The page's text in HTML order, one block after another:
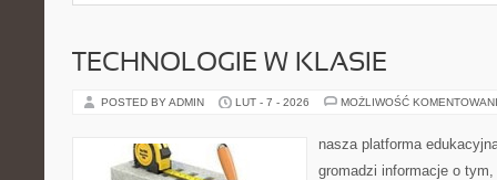
TECHNOLOGIE W KLASIE
POSTED BY ADMIN LUT - 7 - 2026 MOŻLIWOŚĆ
nasza platforma
gromadzi informacje o